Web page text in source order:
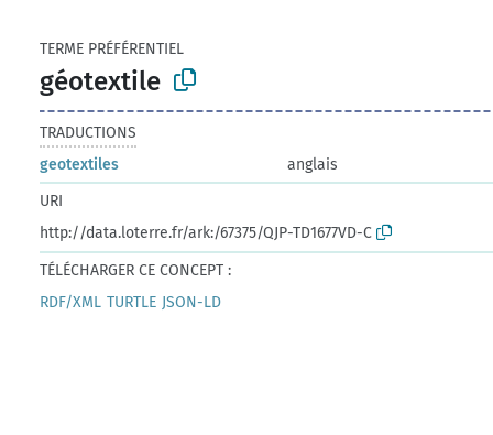
TERME PRÉFÉRENTIEL
géotextile
TRADUCTIONS
geotextiles
anglais
URI
http://data.loterre.fr/ark:/67375/QJP-TD1677VD-C
TÉLÉCHARGER CE CONCEPT :
RDF/XML TURTLE JSON-LD